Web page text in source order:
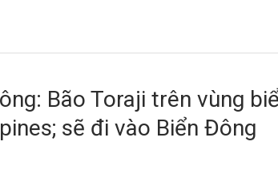
Bão Toraji trên vùng
sẽ đi vào Biển Đông